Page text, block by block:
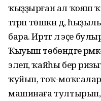
ҡыҙҙырған ал ҡояш
тәгәрәп төшкән дә,
бара. Иртәгә лә эҫе
Ҡыуыш төбөндәге әрмәк-
элеп, ҡайһы бер
ҡуйып, тоҡ-
машинаға тултырып,